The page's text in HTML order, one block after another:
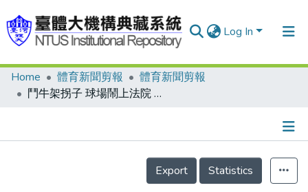
Log In
Communities & Collections
Home 體育新聞剪報
體育新聞剪報
鬥牛架拐子 球場鬧上法院 正常碰撞？過失傷害？他輕微腦震盪 他拒賠醫藥費 運動競賽對簿公堂 體育界關注/野獸林志傑這麼看：提告 不如用球技討回
Details
Export
Statistics